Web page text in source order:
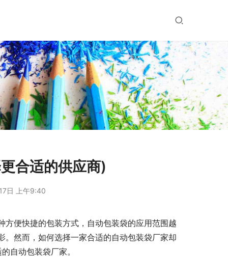
合适的供应商)
日 上午9:40
便快捷的包装方式，自动包装袋的应用范围越
然而，如何选择一家合适的自动包装袋厂家却
自动包装袋厂家。